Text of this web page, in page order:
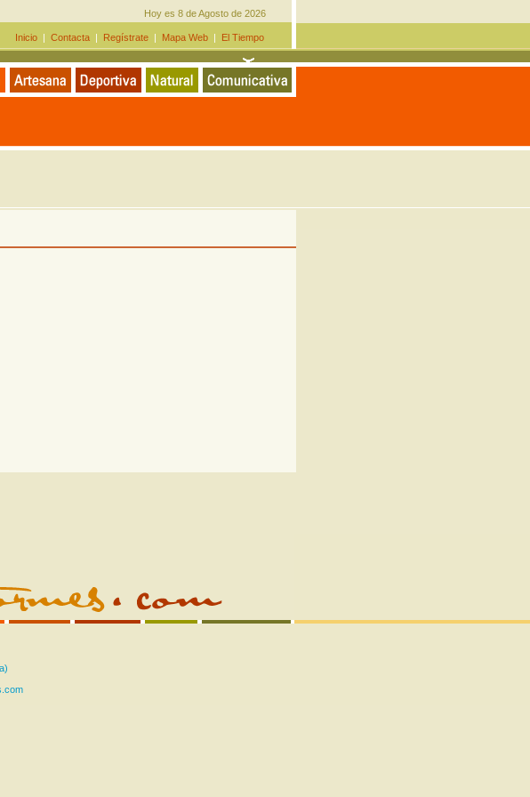
Hoy es 8 de Agosto de 2026
Inicio | Contacta | Regístrate | Mapa Web | El Tiempo